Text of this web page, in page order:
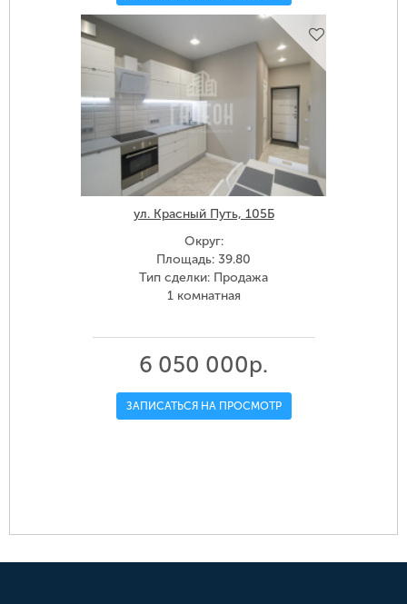
ул. Красный Путь, 105Б
Округ:
Площадь: 39.80
Тип сделки: Продажа
1 комнатная
6 050 000р.
ЗАПИСАТЬСЯ НА ПРОСМОТР